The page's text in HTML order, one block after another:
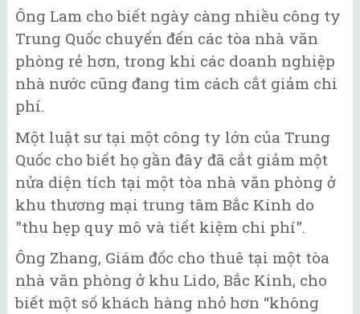
Ông Lam cho biết ngày càng nhiều công ty
Trung Quốc chuyển đến các tòa nhà văn
phòng rẻ hơn, trong khi các doanh nghiệp
nhà nước cũng đang tìm cách cắt giảm chi
phí.
Một luật sư tại một công ty lớn của Trung
Quốc cho biết họ gần đây đã cắt giảm một
nửa diện tích tại một tòa nhà văn phòng ở
khu thương mại trung tâm Bắc Kinh do
"thu hẹp quy mô và tiết kiệm chi phí".
Ông Zhang, Giám đốc cho thuê tại một tòa
nhà văn phòng ở khu Lido, Bắc Kinh, cho
biết một số khách hàng nhỏ hơn “không